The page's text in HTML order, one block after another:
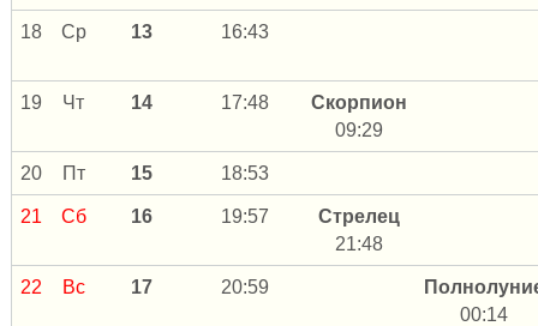
18 Ср 13 16:43
19 Чт 14 17:48
Скорпион
09:29
20 Пт 15 18:53
21 Сб 16 19:57
Стрелец
21:48
22 Вс 17 20:59
00:14